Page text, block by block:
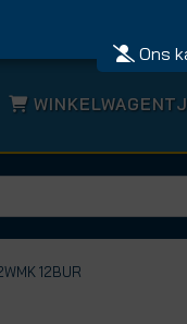
Ons
12BUR